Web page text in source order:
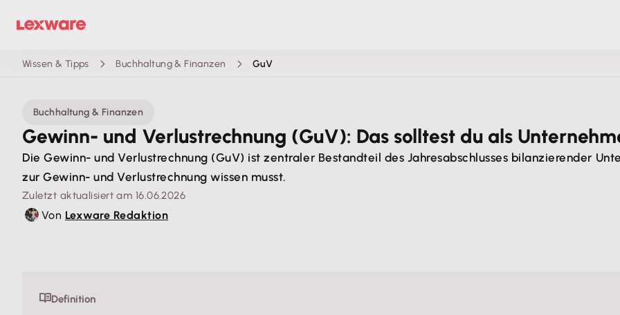
Wissen & Tipps Buchhaltung & Finanzen GuV
Buchhaltung & Finanzen
Gewinn- und Verlustrechnung (GuV): Das solltest du als
Die Gewinn- und Verlustrechnung (GuV) ist zentraler Bestandteil des Jahresabschlusses bilanzierender
zur Gewinn- und Verlustrechnung wissen musst.
Zuletzt aktualisiert am 16.06.2026
Von Lexware Redaktion
Definition